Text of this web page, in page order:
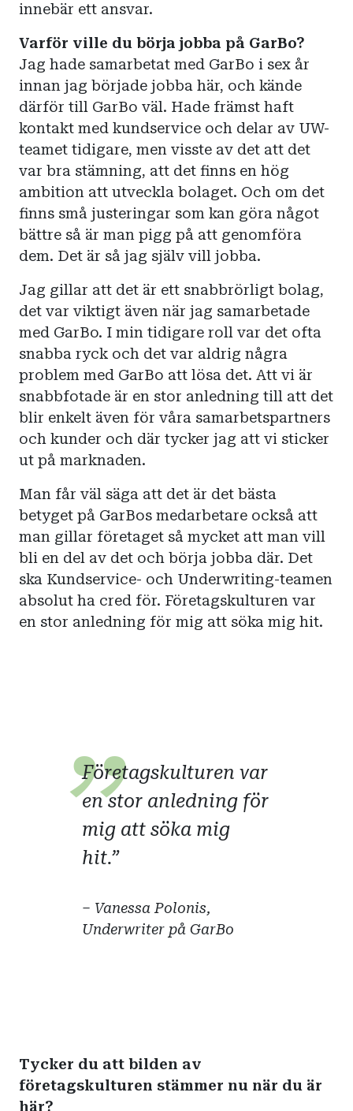
innebär ett ansvar.
Varför ville du börja jobba på GarBo?
Jag hade samarbetat med GarBo i sex år
innan jag började jobba här, och kände
därför till GarBo väl. Hade främst haft
kontakt med kundservice och delar av UW-
teamet tidigare, men visste av det att det
var bra stämning, att det finns en hög
ambition att utveckla bolaget. Och om det
finns små justeringar som kan göra något
bättre så är man pigg på att genomföra
dem. Det är så jag själv vill jobba.
Jag gillar att det är ett snabbrörligt bolag,
det var viktigt även när jag samarbetade
med GarBo. I min tidigare roll var det ofta
snabba ryck och det var aldrig några
problem med GarBo att lösa det. Att vi är
snabbfotade är en stor anledning till att det
blir enkelt även för våra samarbetspartners
och kunder och där tycker jag att vi sticker
ut på marknaden.
Man får väl säga att det är det bästa
betyget på GarBos medarbetare också att
man gillar företaget så mycket att man vill
bli en del av det och börja jobba där. Det
ska Kundservice- och Underwriting-teamen
absolut ha cred för. Företagskulturen var
en stor anledning för mig att söka mig hit.
Företagskulturen var
en stor anledning för
mig att söka mig
hit.
– Vanessa Polonis,
Underwriter på GarBo
Tycker du att bilden av
företagskulturen stämmer nu när du är
här?